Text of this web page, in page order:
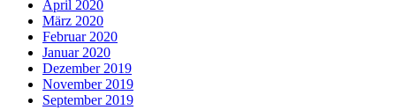
April 2020
März 2020
Februar 2020
Januar 2020
Dezember 2019
November 2019
September 2019